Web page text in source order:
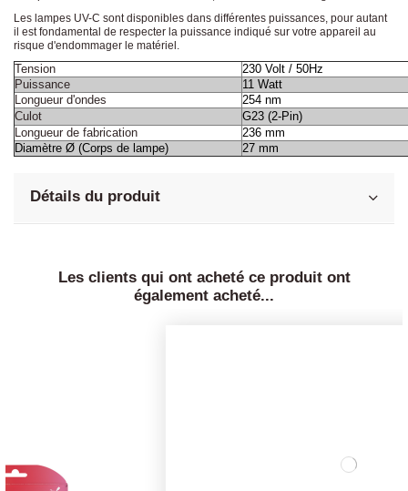
Les lampes UV-C sont disponibles dans différentes puissances, pour autant
il est fondamental de respecter la puissance indiqué sur votre appareil au
risque d'endommager le matériel.
Tension
230 Volt / 50Hz
Puissance
11 Watt
Longueur d'ondes
254 nm
Culot
G23 (2-Pin)
Longueur de fabrication
236 mm
Diamètre Ø (Corps de lampe)
27 mm
Détails du produit
Les clients qui ont acheté ce produit ont
également acheté...